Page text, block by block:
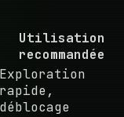
Utilisation
recommandée
Exploration
rapide,
déblocage